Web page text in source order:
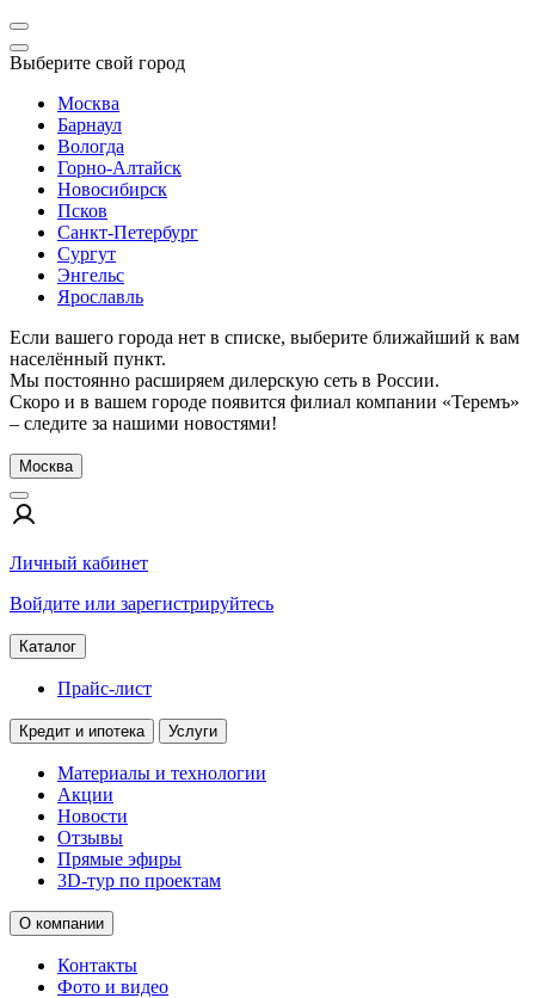
Выберите свой город
Москва
Барнаул
Вологда
Горно-Алтайск
Новосибирск
Псков
Санкт-Петербург
Сургут
Энгельс
Ярославль
Если вашего города нет в списке, выберите ближайший к вам
населённый пункт.
Мы постоянно расширяем дилерскую сеть в России.
Скоро и в вашем городе появится филиал компании «Теремъ»
– следите за нашими новостями!
Москва
Личный кабинет
Войдите или зарегистрируйтесь
Каталог
Прайс-лист
Кредит и ипотека Услуги
Материалы и технологии
Акции
Новости
Отзывы
Прямые эфиры
3D-тур по проектам
О компании
Контакты
Фото и видео